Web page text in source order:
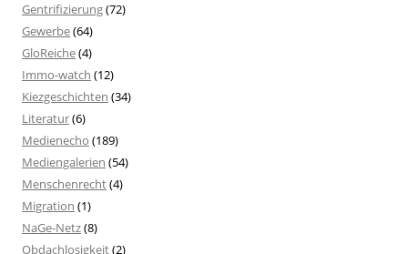
Gentrifizierung(72)
Gewerbe(64)
GloReiche(4)
Immo-watch (12)
Kiezgeschichten (34)
Literatur(6)
Medienecho (189)
Mediengalerien (54)
Menschenrecht(4)
Migration (1)
NaGe-Netz(8)
Obdachlosigkeit(2)